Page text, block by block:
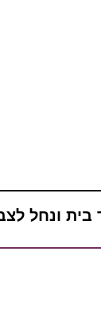
בית ונחל